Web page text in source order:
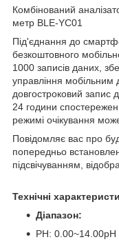
Комбінований
метр BLE-YC01
Під'єднання до
безкоштовного
1000 записів даних,
управління мобільним
довгостроковий запис
24 години
режимі очікування
Повідомляє вас про
попередньо
підсвічуванням,
Технічні
Діапазон:
PH: 0.00~14.00pH